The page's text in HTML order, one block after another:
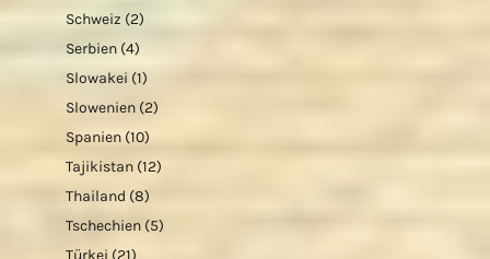
Schweiz (2)
Serbien (4)
Slowakei (1)
Slowenien (2)
Spanien (10)
Tajikistan (12)
Thailand (8)
Tschechien (5)
Türkei (21)